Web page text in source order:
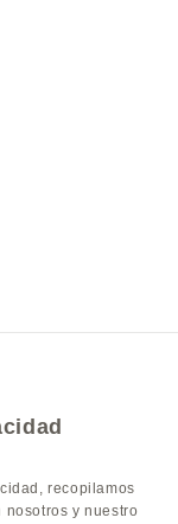
recopilamos
y nuestro